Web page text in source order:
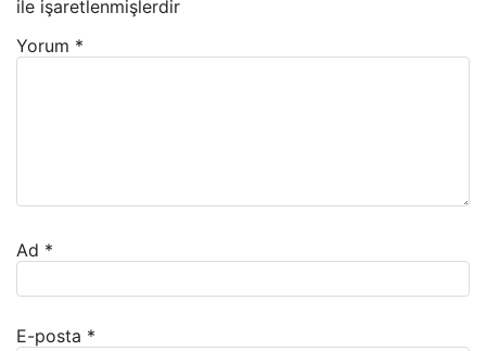
ile işaretlenmişlerdir
Yorum *
Ad *
E-posta *